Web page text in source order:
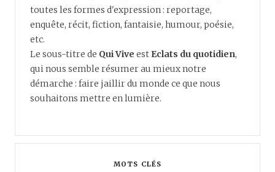
toutes les formes d'expression : reportage,
enquête, récit, fiction, fantaisie, humour, poésie,
etc.
Le sous-titre de Qui Vive est Eclats du quotidien,
qui nous semble résumer au mieux notre
démarche : faire jaillir du monde ce que nous
souhaitons mettre en lumière.
MOTS CLÉS